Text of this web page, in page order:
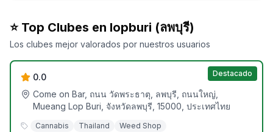
⭐ Top Clubes en lopburi (ลพบุรี)
Los clubes mejor valorados por nuestros usuarios
Destacado
ร้านมาเหอะกัญชา/Come on cannabis shop
0.0
Come on Bar, ถนน วัดพระธาตุ, ลพบุรี, ถนนใหญ่,
Mueang Lop Buri, จังหวัดลพบุรี, 15000, ประเทศไทย
Cannabis Thailand Weed Shop